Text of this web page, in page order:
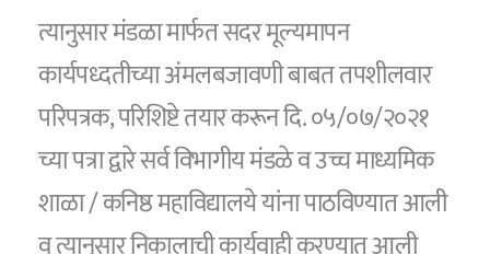
त्यानुसार मंडळा मार्फत सदर मूल्यमापन
कार्यपध्दतीच्या अंमलबजावणी बाबत तपशीलवार
परिपत्रक, परिशिष्टे तयार करून दि. ०५/०७/२०२१
च्या पत्रा द्वारे सर्व विभागीय मंडळे व उच्च माध्यमिक
शाळा / कनिष्ठ महाविद्यालये यांना पाठविण्यात आली